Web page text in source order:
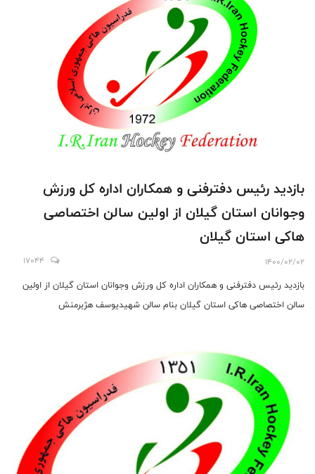
بازدید رئیس دفترفنی و همکاران اداره کل ورزش
وجوانان استان گیلان از اولین سالن اختصاصی
هاکی استان گیلان
1400/02/02
17044
بازدید رئیس دفترفنی و همکاران اداره کل ورزش وجوانان استان گیلان از اولین
سالن اختصاصی هاکی استان گیلان بنام سالن شهیدیوسف هژبرمنش